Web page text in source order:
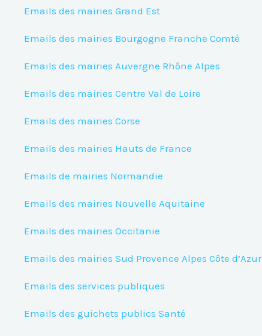
Emails des mairies Grand Est
Emails des mairies Bourgogne Franche Comté
Emails des mairies Auvergne Rhône Alpes
Emails des mairies Centre Val de Loire
Emails des mairies Corse
Emails des mairies Hauts de France
Emails de mairies Normandie
Emails des mairies Nouvelle Aquitaine
Emails des mairies Occitanie
Emails des mairies Sud Provence Alpes Côte d’Azur
Emails des services publiques
Emails des guichets publics Santé